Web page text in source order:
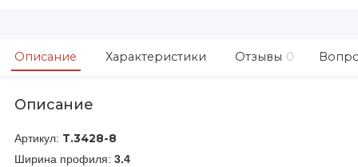
Описание Характеристики Отзывы 0
Описание
Артикул: Т.3428-8
Ширина профиля: 3.4